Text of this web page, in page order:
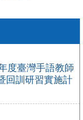
度臺灣手語教師
回訓研習實施計